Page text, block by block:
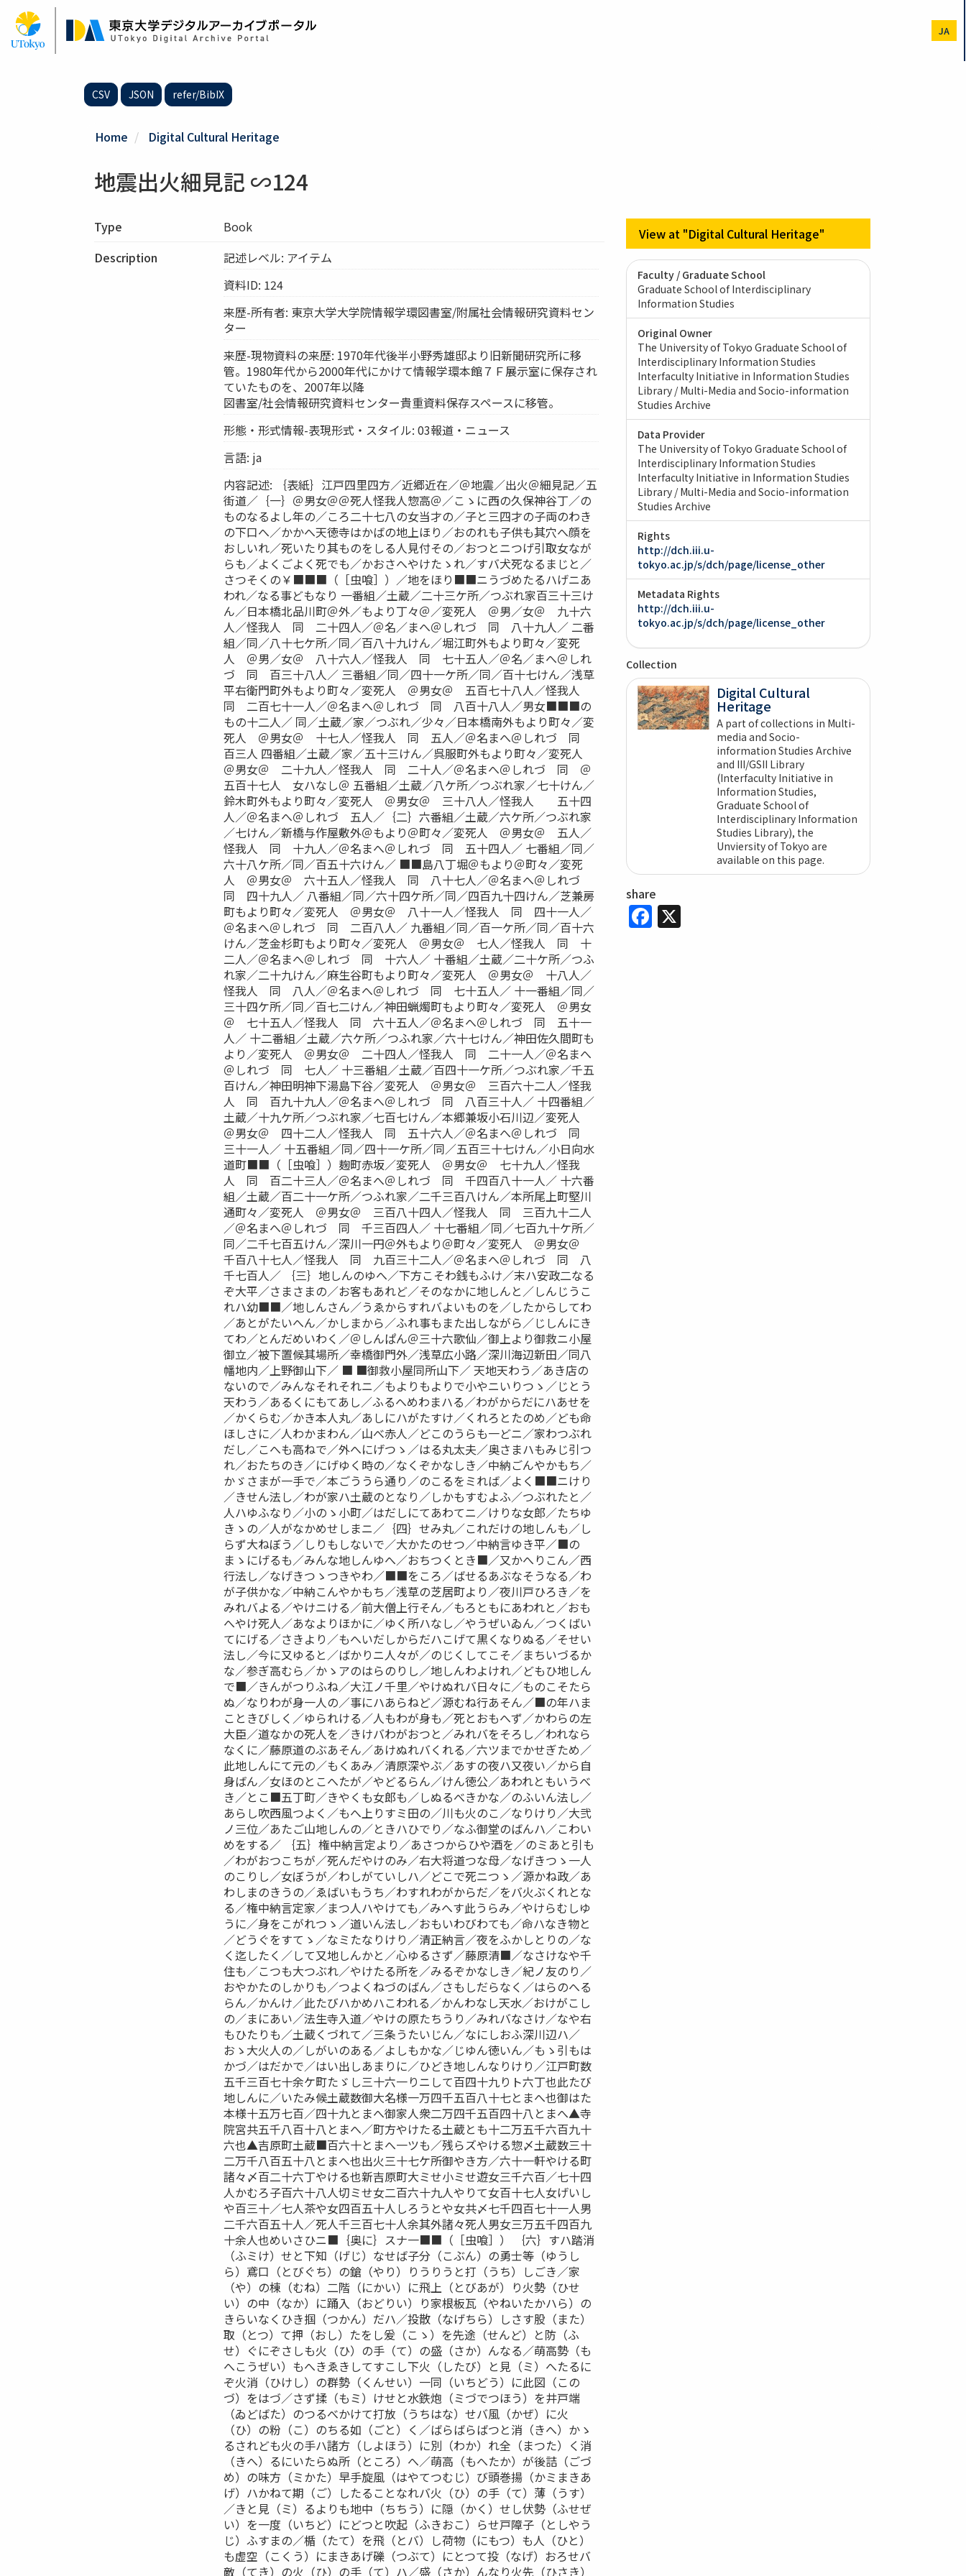
Skip
main
content
JA
CSV JSON refer/BibIX
Home Digital Cultural Heritage
地震出火細見記 ∽124
Type
Book
Description
記述レベル: アイテム
資料ID: 124
来歴-所有者: 東京大学大学院情報学環図書室/附属社会情報研究資料セン
ター
来歴-現物資料の来歴: 1970年代後半小野秀雄邸より旧新聞研究所に移
管。1980年代から2000年代にかけて情報学環本館７Ｆ展示室に保存され
ていたものを、2007年以降
図書室/社会情報研究資料センター貴重資料保存スペースに移管。
形態・形式情報-表現形式・スタイル: 03報道・ニュース
言語: ja
内容記述: ｛表紙｝江戸四里四方／近郷近在／＠地震／出火＠細見記／五
街道／｛一｝＠男女＠＠死人怪我人惣高＠／こゝに西の久保神谷丁／の
ものなるよし年の／ころ二十七八の女当才の／子と三四才の子両のわき
の下口へ／かかへ天徳寺はかばの地上ほり／おのれも子供も其穴へ顔を
おしいれ／死いたり其ものをしる人見付その／おつとニつげ引取女なが
らも／よくごよく死でも／かおさへやけたゝれ／すバ犬死なるまじと／
さつそくの￥■■■（［虫喰］）／地をほり■■ニうづめたるハげニあ
われ／なる事どもなり 一番組／土蔵／二十三ケ所／つぶれ家百三十三け
ん／日本橋北品川町＠外／もより丁々＠／変死人 ＠男／女＠ 九十六
人／怪我人 同 二十四人／＠名／まへ＠しれづ 同 八十九人／ 二番
組／同／八十七ケ所／同／百八十九けん／堀江町外もより町々／変死
人 ＠男／女＠ 八十六人／怪我人 同 七十五人／＠名／まへ＠しれ
づ 同 百三十八人／ 三番組／同／四十一ケ所／同／百十七けん／浅草
平右衛門町外もより町々／変死人 ＠男女＠ 五百七十八人／怪我人
同 二百七十一人／＠名まへ＠しれづ 同 八百十八人／男女■■■の
もの十二人／ 同／土蔵／家／つぶれ／少々／日本橋南外もより町々／変
死人 ＠男女＠ 十七人／怪我人 同 五人／＠名まへ＠しれづ 同
百三人 四番組／土蔵／家／五十三けん／呉服町外もより町々／変死人
＠男女＠ 二十九人／怪我人 同 二十人／＠名まへ＠しれづ 同 ＠
五百十七人 女ハなし＠ 五番組／土蔵／八ケ所／つぶれ家／七十けん／
鈴木町外もより町々／変死人 ＠男女＠ 三十八人／怪我人 五十四
人／＠名まへ＠しれづ 五人／｛二｝六番組／土蔵／六ケ所／つぶれ家
／七けん／新橋与作屋敷外＠もより＠町々／変死人 ＠男女＠ 五人／
怪我人 同 十九人／＠名まへ＠しれづ 同 五十四人／ 七番組／同／
六十八ケ所／同／百五十六けん／ ■■島八丁堀＠もより＠町々／変死
人 ＠男女＠ 六十五人／怪我人 同 八十七人／＠名まへ＠しれづ
同 四十九人／ 八番組／同／六十四ケ所／同／四百九十四けん／芝兼房
町もより町々／変死人 ＠男女＠ 八十一人／怪我人 同 四十一人／
＠名まへ＠しれづ 同 二百八人／ 九番組／同／百一ケ所／同／百十六
けん／芝金杉町もより町々／変死人 ＠男女＠ 七人／怪我人 同 十
二人／＠名まへ＠しれづ 同 十六人／ 十番組／土蔵／二十ケ所／つふ
れ家／二十九けん／麻生谷町もより町々／変死人 ＠男女＠ 十八人／
怪我人 同 八人／＠名まへ＠しれづ 同 七十五人／ 十一番組／同／
三十四ケ所／同／百七二けん／神田蝋燭町もより町々／変死人 ＠男女
＠ 七十五人／怪我人 同 六十五人／＠名まへ＠しれづ 同 五十一
人／ 十二番組／土蔵／六ケ所／つふれ家／六十七けん／神田佐久間町も
より／変死人 ＠男女＠ 二十四人／怪我人 同 二十一人／＠名まへ
＠しれづ 同 七人／ 十三番組／土蔵／百四十一ケ所／つぶれ家／千五
百けん／神田明神下湯島下谷／変死人 ＠男女＠ 三百六十二人／怪我
人 同 百九十九人／＠名まへ＠しれづ 同 八百三十人／ 十四番組／
土蔵／十九ケ所／つぶれ家／七百七けん／本郷兼坂小石川辺／変死人
＠男女＠ 四十二人／怪我人 同 五十六人／＠名まへ＠しれづ 同
三十一人／ 十五番組／同／四十一ケ所／同／五百三十七けん／小日向水
道町■■（［虫喰］）麹町赤坂／変死人 ＠男女＠ 七十九人／怪我
人 同 百二十三人／＠名まへ＠しれづ 同 千四百八十一人／ 十六番
組／土蔵／百二十一ケ所／つふれ家／二千三百八けん／本所尾上町堅川
通町々／変死人 ＠男女＠ 三百八十四人／怪我人 同 三百九十二人
／＠名まへ＠しれづ 同 千三百四人／ 十七番組／同／七百九十ケ所／
同／二千七百五けん／深川一円＠外もより＠町々／変死人 ＠男女＠
千百八十七人／怪我人 同 九百三十二人／＠名まへ＠しれづ 同 八
千七百人／ ｛三｝地しんのゆへ／下方こそわ銭もふけ／末ハ安政二なる
ぞ大平／さまさまの／お客もあれど／そのなかに地しんと／しんじうこ
れハ幼■■／地しんさん／うゑからすれバよいものを／したからしてわ
／あとがたいへん／かしまから／ふれ事もまた出しながら／じしんにき
てわ／とんだめいわく／＠しんぱん＠三十六歌仙／御上より御救ニ小屋
御立／被下置候其場所／幸橋御門外／浅草広小路／深川海辺新田／同八
幡地内／上野御山下／ ■ ■御救小屋同所山下／ 天地天わう／あき店の
ないので／みんなそれそれニ／もよりもよりで小やニいりつゝ／じとう
天わう／あるくにもてあし／ふるへめわまハる／わがからだにハあせを
／かくらむ／かき本人丸／あしにハがたすけ／くれろとたのめ／ども命
ほしさに／人わかまわん／山べ赤人／どこのうらも一どニ／家わつぶれ
だし／こへも高ねで／外へにげつゝ／はる丸太夫／奥さまハもみじ引つ
れ／おたちのき／にげゆく時の／なくぞかなしき／中納ごんやかもち／
かゞさまが一手で／本ごううら通り／のこるをミれば／よく■■ニけり
／きせん法し／わが家ハ土蔵のとなり／しかもすむよふ／つぶれたと／
人ハゆふなり／小のゝ小町／はだしにてあわてニ／けりな女郎／たちゆ
きゝの／人がなかめせしまニ／｛四｝せみ丸／これだけの地しんも／し
らず大ねぼう／しりもしないで／大かたのせつ／中納言ゆき平／■の
まゝにげるも／みんな地しんゆへ／おちつくとき■／又かへりこん／西
行法し／なげきつゝつきやわ／■■をころ／ばせるあぶなそうなる／わ
が子供かな／中納こんやかもち／浅草の芝居町より／夜川戸ひろき／を
みれバよる／やけニける／前大僧上行そん／もろともにあわれと／おも
へやけ死人／あなよりほかに／ゆく所ハなし／やうぜいゐん／つくばい
てにげる／さきより／もへいだしからだハこげて黒くなりぬる／そせい
法し／今に又ゆると／ばかりニ人々が／のじくしてこそ／まちいづるか
な／参ぎ高むら／かゝアのはらのりし／地しんわよけれ／どもひ地しん
で■／きんがつりふね／大江ノ千里／やけぬれバ日々に／ものこそたら
ぬ／なりわが身一人の／事にハあらねど／源むね行あそん／■の年ハま
こときびしく／ゆられける／人もわが身も／死とおもへず／かわらの左
大臣／道なかの死人を／きけバわがおつと／みれバをそろし／われなら
なくに／藤原道のぶあそん／あけぬれバくれる／六ツまでかせぎため／
此地しんにて元の／もくあみ／清原深やぶ／あすの夜ハ又夜い／から自
身ばん／女ほのとこへたが／やどるらん／けん徳公／あわれともいうべ
き／とこ■五丁町／きやくも女郎も／しぬるべきかな／のふいん法し／
あらし吹西風つよく／もへ上りすミ田の／川も火のこ／なりけり／大弐
ノ三位／あたご山地しんの／ときハひでり／なふ御堂のばんハ／こわい
めをする／ ｛五｝権中納言定より／あさつからひや酒を／のミあと引も
／わがおつこちが／死んだやけのみ／右大将道つな母／なげきつゝ一人
のこりし／女ぼうが／わしがていしハ／どこで死ニつゝ／源かね政／あ
わしまのきうの／ゑばいもうち／わすれわがからだ／をバ火ぶくれとな
る／権中納言定家／まつ人ハやけても／みへす此うらみ／やけらむしゆ
うに／身をこがれつゝ／道いん法し／おもいわびわても／命ハなき物と
／どうぐをすてゝ／なミたなりけり／清正納言／夜をふかしとりの／な
く迄したく／して又地しんかと／心ゆるさず／藤原清■／なさけなや千
住も／こつも大つぶれ／やけたる所を／みるぞかなしき／紀ノ友のり／
おやかたのしかりも／つよくねづのばん／さもしだらなく／はらのへる
らん／かんけ／此たびハかめハこわれる／かんわなし天水／おけがこし
の／まにあい／法生寺入道／やけの原たちうり／みれバなさけ／なや右
もひたりも／土蔵くづれて／三条うたいじん／なにしおふ深川辺ハ／
おゝ大火人の／しがいのある／よしもかな／じゆん徳いん／もゝ引もは
かづ／はだかで／はい出しあまりに／ひどき地しんなりけり／江戸町数
五千三百七十余ケ町たゞし三十六一りニして百四十九りト六丁也此たび
地しんに／いたみ候土蔵数御大名様一万四千五百八十七とまへ也御はた
本様十五万七百／四十九とまへ御家人衆二万四千五百四十八とまへ▲寺
院宮共五千八百十八とまへ／町方やけたる土蔵とも十二万五千六百九十
六也▲吉原町土蔵■百六十とまへ一ツも／残らズやける惣〆土蔵数三十
二万千八百五十八とまへ也出火三十七ケ所御やき方／六十一軒やける町
諸々〆百二十六丁やける也新吉原町大ミせ小ミせ遊女三千六百／七十四
人かむろ子百六十八人切ミせ女二百六十九人やりて女百十七人女げいし
や百三十／七人茶や女四百五十人しろうとや女共〆七千四百七十一人男
二千六百五十人／死人千三百七十人余其外諸々死人男女三万五千四百九
十余人也めいさひニ■｛奥に｝スナ一■■（［虫喰］） ｛六｝すハ踏消
（ふミけ）せと下知（げじ）なせば子分（こぶん）の勇士等（ゆうし
ら）鳶口（とびぐち）の鎗（やり）りうりうと打（うち）しごき／家
（や）の棟（むね）二階（にかい）に飛上（とびあが）り火勢（ひせ
い）の中（なか）に踊入（おどりい）り家根板瓦（やねいたかハら）の
きらいなくひき掴（つかん）だハ／投散（なげちら）しさす股（また）
取（とつ）て押（おし）たをし爰（こゝ）を先途（せんど）と防（ふ
せ）ぐにぞさしも火（ひ）の手（て）の盛（さか）んなる／萌高勢（も
へこうぜい）もへきゑきしてすこし下火（したび）と見（ミ）へたるに
ぞ火消（ひけし）の群勢（くんせい）一同（いちどう）に此図（この
づ）をはづ／さず揉（もミ）けせと水鉄炮（ミづでつほう）を井戸端
（ゐどばた）のつるべかけて打放（うちはな）せバ風（かぜ）に火
（ひ）の粉（こ）のちる如（ごと）く／ばらばらばつと消（きへ）かゝ
るされども火の手ハ諸方（しよほう）に別（わか）れ全（まつた）く消
（きへ）るにいたらぬ所（ところ）へ／萌高（もへたか）が後詰（ごづ
め）の味方（ミかた）早手旋風（はやてつむじ）び頭巻揚（かミまきあ
げ）ハかねて期（ご）したることなれバ火（ひ）の手（て）薄（うす）
／きと見（ミ）るよりも地中（ちちう）に隠（かく）せし伏勢（ふせぜ
い）を一度（いちど）にどつと吹起（ふきおこ）らせ戸障子（としやう
じ）ふすまの／楯（たて）を飛（とバ）し荷物（にもつ）も人（ひと）
も虚空（こくう）にまきあげ礫（つぶて）にとつて投（なげ）おろせバ
敵（てき）の火（ひ）の手（て）ハ／盛（さか）んなり火先（ひさき）
View at "Digital Cultural Heritage"
Faculty / Graduate School
Graduate School of Interdisciplinary
Information Studies
Original Owner
The University of Tokyo Graduate School of
Interdisciplinary Information Studies
Interfaculty Initiative in Information Studies
Library / Multi-Media and Socio-information
Studies Archive
Data Provider
The University of Tokyo Graduate School of
Interdisciplinary Information Studies
Interfaculty Initiative in Information Studies
Library / Multi-Media and Socio-information
Studies Archive
Rights
http://dch.iii.u-
tokyo.ac.jp/s/dch/page/license_other
Metadata Rights
http://dch.iii.u-
tokyo.ac.jp/s/dch/page/license_other
Collection
Digital Cultural
Heritage
A part of collections in Multi-
media and Socio-
information Studies Archive
and III/GSII Library
(Interfaculty Initiative in
Information Studies,
Graduate School of
Interdisciplinary Information
Studies Library), the
Unviersity of Tokyo are
available on this page.
share
Facebook
X